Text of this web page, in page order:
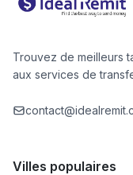
Trouvez de meilleurs
aux services de
Villes populaires